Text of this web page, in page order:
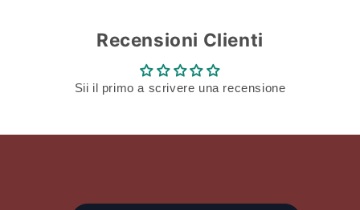
Recensioni Clienti
Sii il primo a scrivere una recensione